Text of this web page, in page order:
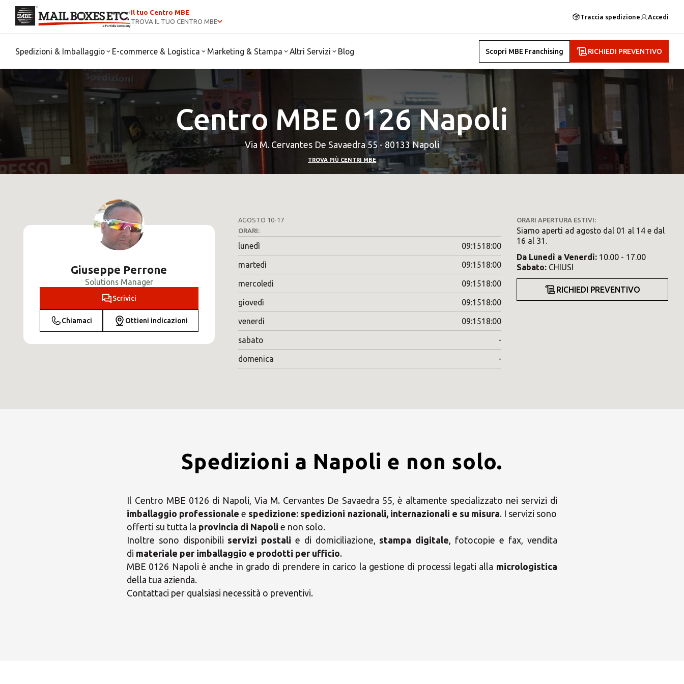
Il tuo Centro MBE
TROVA IL TUO CENTRO MBE
Traccia spedizione Accedi
Spedizioni & Imballaggio E-commerce & Logistica Marketing & Stampa Altri Servizi Blog Scopri MBE Franchising RICHIEDI PREVENTIVO
Centro MBE 0126 Napoli
Via M. Cervantes De Savaedra 55 - 80133 Napoli
TROVA PIÙ CENTRI MBE
Giuseppe Perrone
Solutions Manager
Scrivici
Chiamaci Ottieni indicazioni
AGOSTO 10-17
ORARI:
lunedì 09:1518:00
martedì 09:1518:00
mercoledì 09:1518:00
giovedì 09:1518:00
venerdì 09:1518:00
sabato -
domenica -
ORARI APERTURA ESTIVI:
Siamo aperti ad agosto dal 01 al 14 e dal
16 al 31.
Da Lunedì aVenerdì: 10.00 - 17.00
Sabato: CHIUSI
RICHIEDI PREVENTIVO
Spedizioni a Napoli e non solo.
Il Centro MBE 0126 di Napoli, Via M. Cervantes De Savaedra 55, è altamente specializzato nei servizi di
imballaggio professionale e spedizione: spedizioni nazionali, internazionali e su misura. I servizi sono
offerti su tutta la provincia di Napoli e non solo.
Inoltre sono disponibili servizi postali e di domiciliazione, stampa digitale, fotocopie e fax, vendita
di materiale per imballaggio e prodotti per ufficio.
MBE 0126 Napoli è anche in grado di prendere in carico la gestione di processi legati alla micrologistica
della tua azienda.
Contattaci per qualsiasi necessità o preventivi.